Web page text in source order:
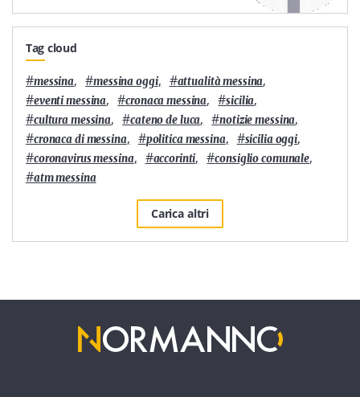
Tag cloud
#messina, #messina oggi, #attualità messina,
#eventi messina, #cronaca messina, #sicilia,
#cultura messina, #cateno de luca, #notizie messina,
#cronaca di messina, #politica messina, #sicilia oggi,
#coronavirus messina, #accorinti, #consiglio comunale,
#atm messina
Carica altri